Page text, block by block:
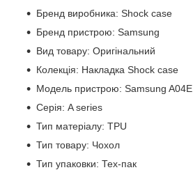
Бренд виробника: Shock case
Бренд пристрою: Samsung
Вид товару: Оригінальний
Колекція: Накладка Shock case
Модель пристрою: Samsung A04E
Серія: A series
Тип матеріалу: TPU
Тип товару: Чохол
Тип упаковки: Тех-пак